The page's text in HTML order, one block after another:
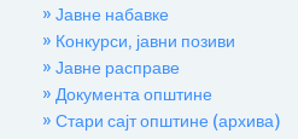
» Јавне набавке
» Конкурси, јавни позиви
» Јавне расправе
» Документа општине
» Стари сајт општине (архива)